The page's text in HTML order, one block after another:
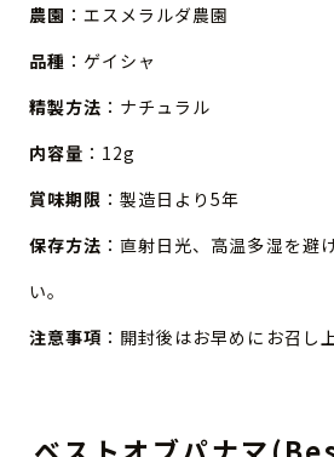
農園 ：エスメラルダ農園
品種 ：ゲイシャ
精製方法 ：ナチュラル
内容量 ：12g
賞味期限 ：製造日より5年
保存方法 ：直射日光、高温多湿を避
い。
注意事項 ：開封後はお早めにお召し
ベストオブパナマ